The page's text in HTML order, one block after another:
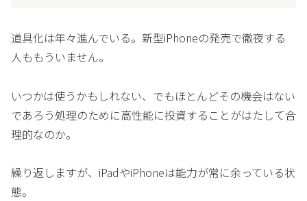
道具化は年々進んでいる。新型iPhoneの発売で徹夜する
人ももういません。
いつかは使うかもしれない、でもほとんどその機会はない
であろう処理のために高性能に投資することがはたして合
理的なのか。
繰り返しますが、iPadやiPhoneは能力が常に余っている状
態。